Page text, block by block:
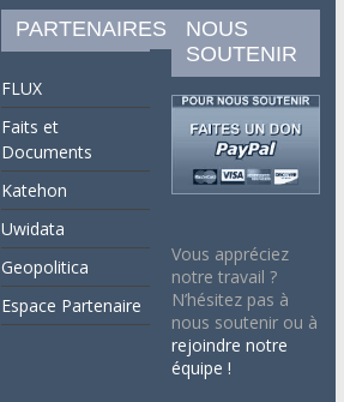
PARTENAIRES
FLUX
Faits et
Documents
Katehon
Uwidata
Geopolitica
Espace Partenaire
NOUS
SOUTENIR
Vous appréciez
notre travail ?
N’hésitez pas à
nous soutenir ou à
rejoindre notre
équipe !